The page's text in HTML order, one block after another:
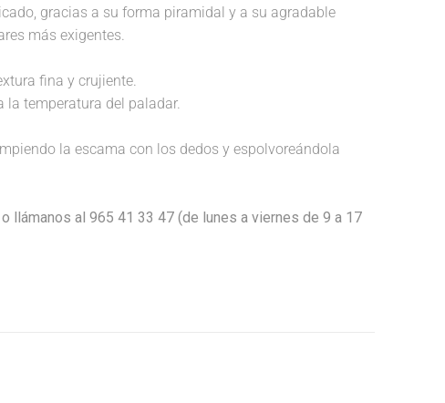
gracias a su forma piramidal y a su agradable
más exigentes.
fina y crujiente.
la temperatura del paladar.
la escama con los dedos y espolvoreándola
llámanos al 965 41 33 47 (de lunes a viernes de 9 a 17